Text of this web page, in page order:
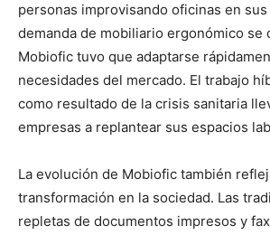
personas improvisando oficinas en
demanda de mobiliario ergonómico se
Mobiofic tuvo que adaptarse
necesidades del mercado. El trabajo
como resultado de la crisis sanitaria
empresas a replantear sus espacios
La evolución de Mobiofic también
transformación en la sociedad. Las
repletas de documentos impresos y